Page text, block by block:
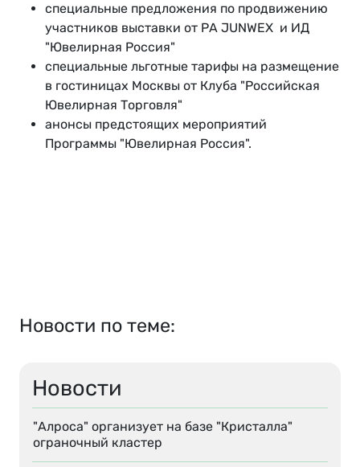
Новости
"Алроса" организует на базе "Кристалла"
ограночный кластер
специальные предложения по продвижению
участников выставки от РА JUNWEX и ИД
"Ювелирная Россия"
специальные льготные тарифы на размещение
в гостиницах Москвы от Клуба "Российская
Ювелирная Торговля"
анонсы предстоящих мероприятий
Программы "Ювелирная Россия".
Новости по теме: